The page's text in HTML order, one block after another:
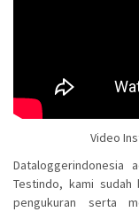
Video
Dataloggerindonesia
Testindo, kami sudah
pengukuran serta